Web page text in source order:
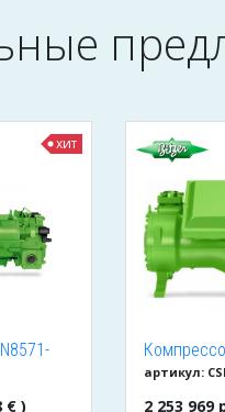
хит
€ )
240Y-40P
артикул:
2 253 969